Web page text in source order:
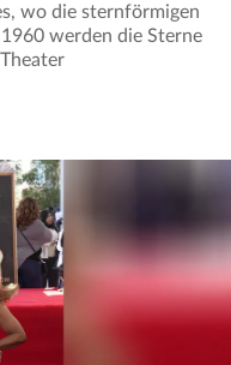
wo die sternförmigen
werden die Sterne